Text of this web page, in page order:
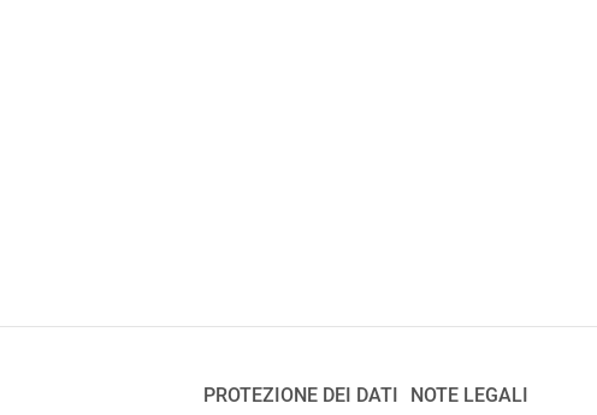
PROTEZIONE DEI DATI NOTE LEGALI